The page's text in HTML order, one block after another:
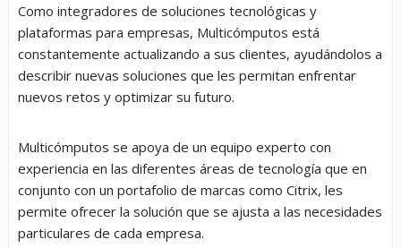
Como integradores de soluciones tecnológicas y
plataformas para empresas, Multicómputos está
constantemente actualizando a sus clientes, ayudándolos a
describir nuevas soluciones que les permitan enfrentar
nuevos retos y optimizar su futuro.
Multicómputos se apoya de un equipo experto con
experiencia en las diferentes áreas de tecnología que en
conjunto con un portafolio de marcas como Citrix, les
permite ofrecer la solución que se ajusta a las necesidades
particulares de cada empresa.